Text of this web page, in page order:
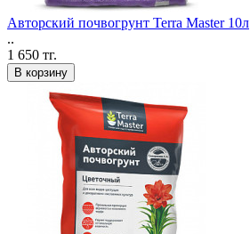
Авторский почвогрунт Terra Master 10л
..
1 650 тг.
В корзину